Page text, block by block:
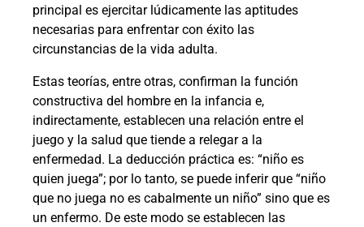
principal es ejercitar lúdicamente las aptitudes
necesarias para enfrentar con éxito las
circunstancias de la vida adulta.
Estas teorías, entre otras, confirman la función
constructiva del hombre en la infancia e,
indirectamente, establecen una relación entre el
juego y la salud que tiende a relegar a la
enfermedad. La deducción práctica es: “niño es
quien juega”; por lo tanto, se puede inferir que “niño
que no juega no es cabalmente un niño” sino que es
un enfermo. De este modo se establecen las